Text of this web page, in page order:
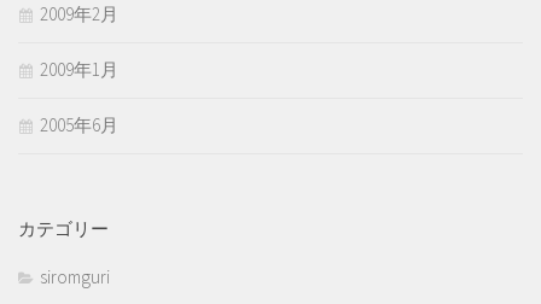
2009年2月
2009年1月
2005年6月
カテゴリー
siromguri